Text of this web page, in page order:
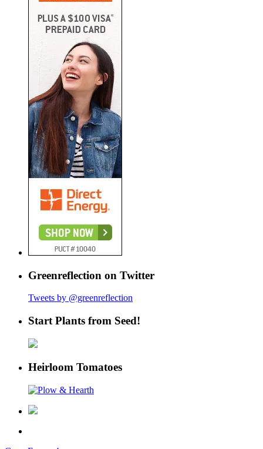
Greenreflection on Twitter
Tweets by @greenreflection
Start Plants from Seed!
Heirloom Tomatoes